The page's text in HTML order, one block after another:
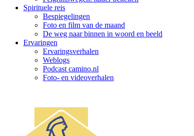
Spirituele reis
Bespiegelingen
Foto en film van de maand
De weg naar binnen in woord en beeld
Ervaringen
Ervaringsverhalen
Weblogs
Podcast camino.nl
Foto- en videoverhalen